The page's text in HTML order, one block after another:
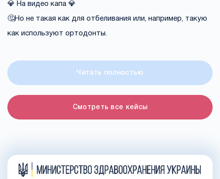
💎 На видео капа 💎
🤔Но не такая как для отбеливания или, например, такую
как используют ортодонты.
Читать полностью
Смотреть все кейсы